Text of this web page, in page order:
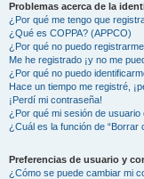
Problemas acerca de la
¿Por qué me tengo que
¿Qué es COPPA? (APPCO)
¿Por qué no puedo
Me he registrado ¡y no me
¿Por qué no puedo
Hace un tiempo me registré,
¡Perdí mi contraseña!
¿Por qué mi sesión de
¿Cuál es la función de “Borrar
Preferencias de usuario y
¿Cómo se puede cambiar mi